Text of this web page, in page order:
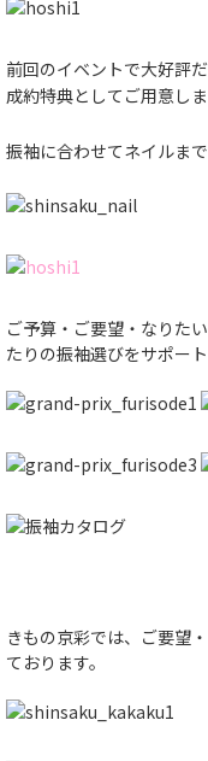
前回のイベントで大好評
成約特典としてご用意し
振袖に合わせてネイルま
ご予算・ご要望・なりた
たりの振袖選びをサポート
きもの京彩では、ご要望
ております。